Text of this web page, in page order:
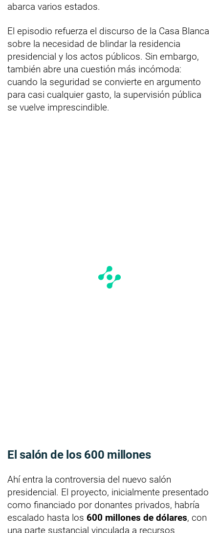
abarca varios estados.
El episodio refuerza el discurso de la Casa Blanca
sobre la necesidad de blindar la residencia
presidencial y los actos públicos. Sin embargo,
también abre una cuestión más incómoda:
cuando la seguridad se convierte en argumento
para casi cualquier gasto, la supervisión pública
se vuelve imprescindible.
El salón de los 600 millones
Ahí entra la controversia del nuevo salón
presidencial. El proyecto, inicialmente presentado
como financiado por donantes privados, habría
escalado hasta los 600 millones de dólares, con
una parte sustancial vinculada a recursos